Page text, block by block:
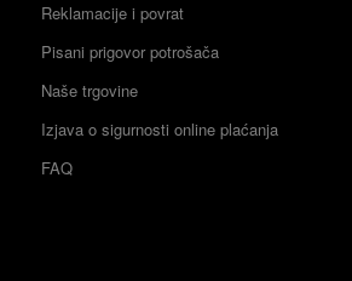
Reklamacije i povrat
Pisani prigovor potrošača
Naše trgovine
Izjava o sigurnosti online plaćanja
FAQ